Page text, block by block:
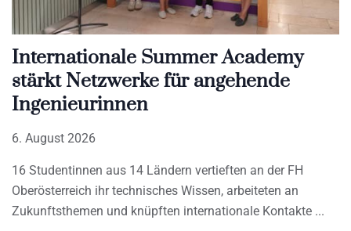
Internationale Summer Academy
stärkt Netzwerke für angehende
Ingenieurinnen
6. August 2026
16 Studentinnen aus 14 Ländern vertieften an der FH
Oberösterreich ihr technisches Wissen, arbeiteten an
Zukunftsthemen und knüpften internationale Kontakte